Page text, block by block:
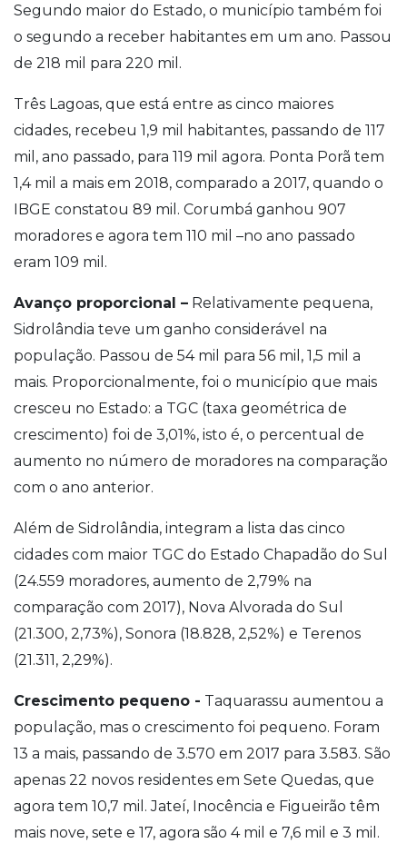
Segundo maior do Estado, o município também foi
o segundo a receber habitantes em um ano. Passou
de 218 mil para 220 mil.
Três Lagoas, que está entre as cinco maiores
cidades, recebeu 1,9 mil habitantes, passando de 117
mil, ano passado, para 119 mil agora. Ponta Porã tem
1,4 mil a mais em 2018, comparado a 2017, quando o
IBGE constatou 89 mil. Corumbá ganhou 907
moradores e agora tem 110 mil –no ano passado
eram 109 mil.
Avanço proporcional – Relativamente pequena,
Sidrolândia teve um ganho considerável na
população. Passou de 54 mil para 56 mil, 1,5 mil a
mais. Proporcionalmente, foi o município que mais
cresceu no Estado: a TGC (taxa geométrica de
crescimento) foi de 3,01%, isto é, o percentual de
aumento no número de moradores na comparação
com o ano anterior.
Além de Sidrolândia, integram a lista das cinco
cidades com maior TGC do Estado Chapadão do Sul
(24.559 moradores, aumento de 2,79% na
comparação com 2017), Nova Alvorada do Sul
(21.300, 2,73%), Sonora (18.828, 2,52%) e Terenos
(21.311, 2,29%).
Crescimento pequeno - Taquarassu aumentou a
população, mas o crescimento foi pequeno. Foram
13 a mais, passando de 3.570 em 2017 para 3.583. São
apenas 22 novos residentes em Sete Quedas, que
agora tem 10,7 mil. Jateí, Inocência e Figueirão têm
mais nove, sete e 17, agora são 4 mil e 7,6 mil e 3 mil.